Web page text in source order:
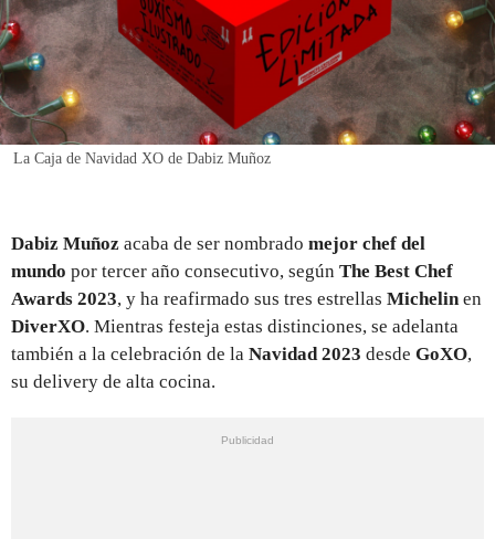
La Caja de Navidad XO de Dabiz Muñoz
Dabiz Muñoz acaba de ser nombrado mejor chef del
mundo por tercer año consecutivo, según The Best Chef
Awards 2023, y ha reafirmado sus tres estrellas Michelinen
DiverXO. Mientras festeja estas distinciones, se adelanta
también a la celebración de la Navidad 2023 desde GoXO,
su delivery de alta cocina.